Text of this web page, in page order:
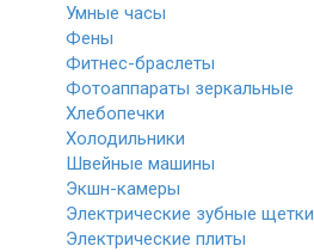
Умные часы
Фены
Фитнес-браслеты
Фотоаппараты зеркальные
Хлебопечки
Холодильники
Швейные машины
Экшн-камеры
Электрические зубные щетки
Электрические плиты